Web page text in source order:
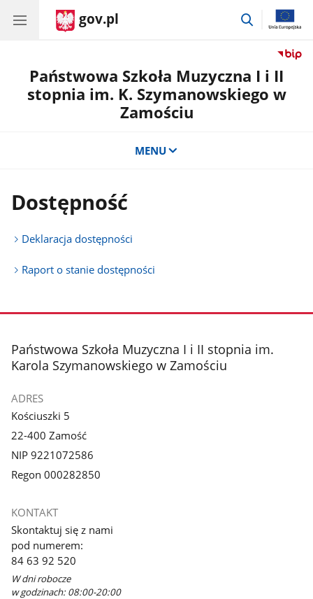
gov.pl
przejdź
Państwowa Szkoła Muzyczna I i II
stopnia im. K. Szymanowskiego w
Zamościu
MENU
Dostępność
Deklaracja dostępności
Raport o stanie dostępności
stopka
Państwowa Szkoła Muzyczna I i II stopnia im.
Karola Szymanowskiego w Zamościu
ADRES
Kościuszki 5
22-400 Zamość
NIP 9221072586
Regon 000282850
KONTAKT
Skontaktuj się z nami
pod numerem:
84 63 92 520
W dni robocze
w godzinach: 08:00-20:00